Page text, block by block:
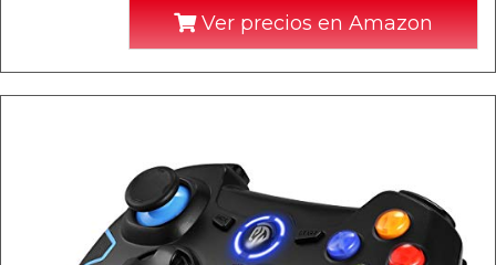
Ver precios en Amazon